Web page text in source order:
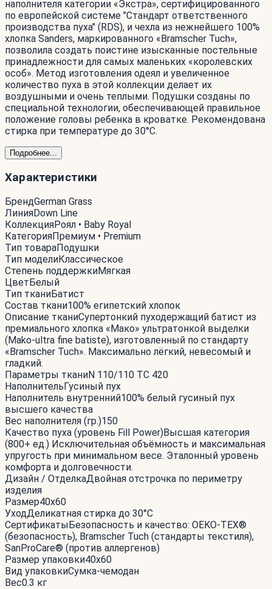
наполнителя категории «Экстра», сертифицированного
по европейской системе "Стандарт ответственного
производства пуха" (RDS), и чехла из нежнейшего 100%
хлопка Sanders, маркированного «Bramscher Tuch»,
позволила создать поистине изысканные постельные
принадлежности для самых маленьких «королевских
особ». Метод изготовления одеял и увеличенное
количество пуха в этой коллекции делает их
воздушными и очень теплыми. Подушки созданы по
специальной технологии, обеспечивающей правильное
положение головы ребенка в кроватке. Рекомендована
стирка при температуре до 30°С.
Подробнее...
Характеристики
БрендGerman Grass
ЛинияDown Line
КоллекцияРоял • Baby Royal
КатегорияПремиум • Premium
Тип товараПодушки
Тип моделиКлассическое
Степень поддержкиМягкая
ЦветБелый
Тип тканиБатист
Состав ткани100% египетский хлопок
Описание тканиСупертонкий пуходержащий батист из
премиального хлопка «Мако» ультратонкой выделки
(Mako-ultra fine batiste), изготовленный по стандарту
«Bramscher Tuch». Максимально лёгкий, невесомый и
гладкий.
Параметры тканиN 110/110 TC 420
НаполнительГусиный пух
Наполнитель внутренний100% белый гусиный пух
высшего качества
Вес наполнителя (гр.)150
Качество пуха (уровень Fill Power)Высшая категория
(800+ ед.) Исключительная объёмность и максимальная
упругость при минимальном весе. Эталонный уровень
комфорта и долговечности.
Дизайн / ОтделкаДвойная отстрочка по периметру
изделия
Размер40x60
УходДеликатная стирка до 30°С
СертификатыБезопасность и качество: OEKO-TEX®
(безопасность), Bramscher Tuch (стандарты текстиля),
SanProCare® (против аллергенов)
Размер упаковки40x60
Вид упаковкиСумка-чемодан
Вес0.3 кг